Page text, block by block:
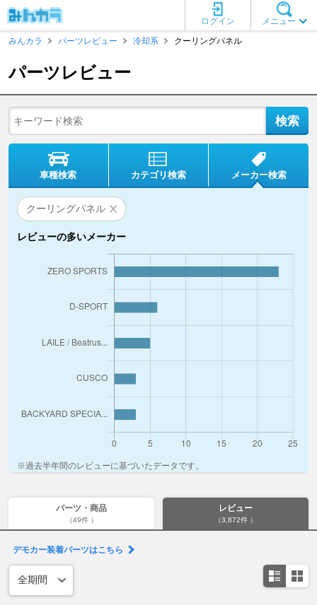
メニュー
ログイン
みんカラ
パーツレビュー 冷却系 クーリングパネル
パーツレビュー
車種検索 カテゴリ検索 メーカー検索
クーリングパネル
レビューの多いメーカー
※過去半年間のレビューに基づいたデータです。
パーツ・商品
（49件 ）
レビュー
（3,872件 ）
デモカー装着パーツはこちら